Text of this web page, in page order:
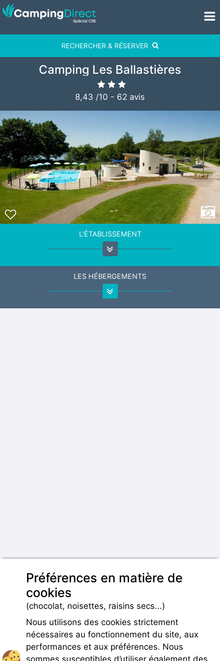
RECHERCHER & RÉSERVER
Camping Les Ballastières
8,43 /10 - 62 avis
L'ÉTABLISSEMENT
LES HÉBERGEMENTS
Préférences en matière de
cookies
(chocolat, noisettes, raisins secs...)
Nous utilisons des cookies strictement
nécessaires au fonctionnement du site, aux
performances et aux préférences. Nous
sommes susceptibles d’utiliser également des